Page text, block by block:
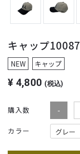
キャップ10087
NEW キャップ
¥ 4,800 (税込)
購入数
カラー